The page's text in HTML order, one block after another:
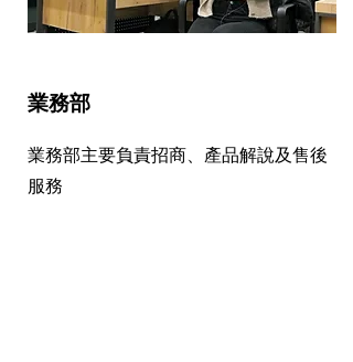
業務部
業務部主要負責招商、產品解說及售後
服務